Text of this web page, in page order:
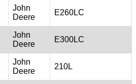
John
Deere
E260LC
John
Deere
E300LC
John
Deere
210L